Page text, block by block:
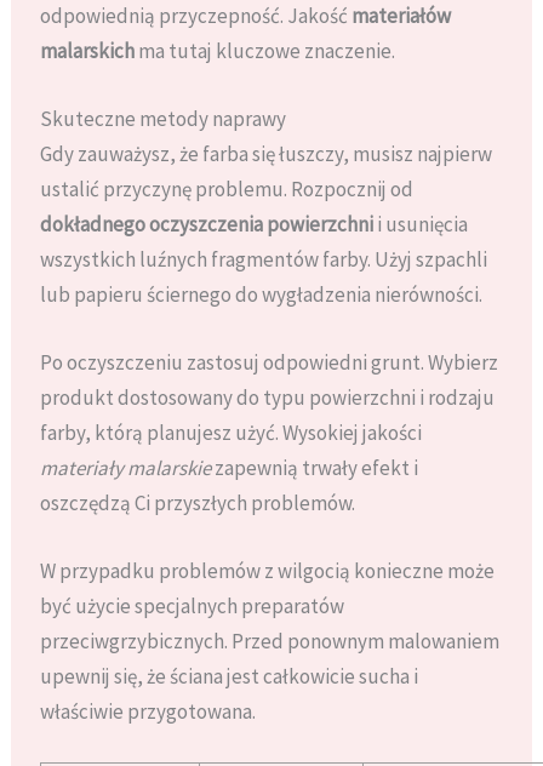
odpowiednią przyczepność. Jakość materiałów
malarskichma tutaj kluczowe znaczenie.
Skuteczne metody naprawy
Gdy zauważysz, że farba się łuszczy, musisz najpierw
ustalić przyczynę problemu. Rozpocznij od
dokładnego oczyszczenia powierzchnii usunięcia
wszystkich luźnych fragmentów farby. Użyj szpachli
lub papieru ściernego do wygładzenia nierówności.
Po oczyszczeniu zastosuj odpowiedni grunt. Wybierz
produkt dostosowany do typu powierzchni i rodzaju
farby, którą planujesz użyć. Wysokiej jakości
materiały malarskiezapewnią trwały efekt i
oszczędzą Ci przyszłych problemów.
W przypadku problemów z wilgocią konieczne może
być użycie specjalnych preparatów
przeciwgrzybicznych. Przed ponownym malowaniem
upewnij się, że ściana jest całkowicie sucha i
właściwie przygotowana.